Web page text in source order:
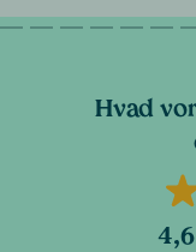
Hvad